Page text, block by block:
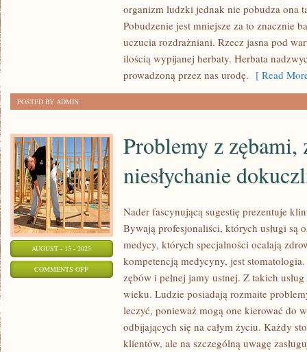
PEWNO
ZNAJĄ
GATUNEK
HERBAT
organizm ludzki jednak nie pobudza ona
Pobudzenie jest mniejsze za to znacznie
uczucia rozdrażniani. Rzecz jasna pod
ilością wypijanej herbaty. Herbata
prowadzoną przez nas urodę. [ Read
POSTED BY ADMIN
AUGUST - 15 - 2025
COMMENTS OFFON
Problemy z zębami,
niesłychanie
Nader fascynującą sugestię prezentuje
Bywają profesjonaliści, których usługi są
medycy, których specjalności ocalają
kompetencją medycyny, jest
zębów i pełnej jamy ustnej. Z takich
wieku. Ludzie posiadają rozmaite
leczyć, ponieważ mogą one kierować do
odbijających się na całym życiu. Każdy
klientów, ale na szczególną uwagę